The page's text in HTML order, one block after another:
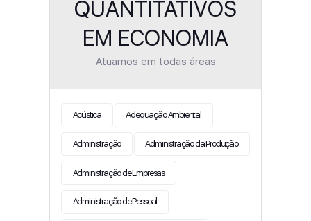
QUANTITATIVOS
EM ECONOMIA
Atuamos em todas áreas
Acústica Adequação Ambiental
Administração Administração da Produção
Administração de Empresas
Administração de Pessoal